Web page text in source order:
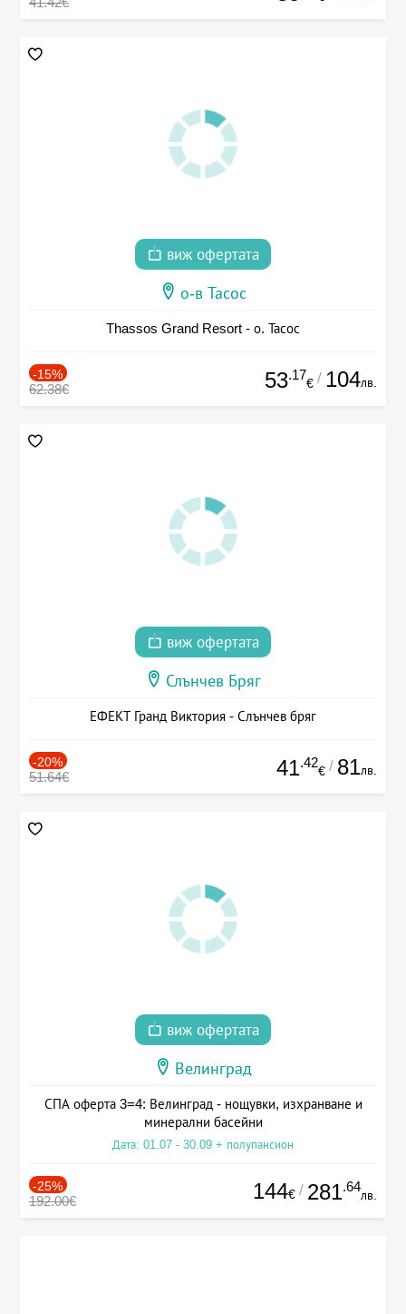
виж офертата
о-в Тасос
Thassos Grand Resort - о. Тасос
-15%
62.38€ 53.17
€ / 104лв.
виж офертата
Слънчев Бряг
ЕФЕКТ Гранд Виктория - Слънчев бряг
-20%
51.64€ 41.42
€ / 81лв.
виж офертата
Велинград
СПА оферта 3=4: Велинград - нощувки, изхранване и
минерални басейни
Дата: 01.07 - 30.09 + полупансион
-25%
192.00€ 144€ / 281.64
лв.